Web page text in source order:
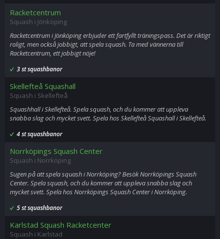
Racketcentrum
Squash i Jönköping
Racketcentrum i Jönköping erbjuder ett fartfyllt träningspass. Det är riktigt
roligt, men också jobbigt, att spela squash. Ta med vännerna till
Racketcentrum, ett jobbigt nöje!
3 st squashbanor
Skellefteå Squashall
Squash i Skellefteå
Squashhall i Skellefteå. Spela squash, och du kommer att uppleva
snabba slag och mycket svett. Spela hos Skellefteå Squashall i Skellefteå.
4 st squashbanor
Norrköpings Squash Center
Squash i Norrköping
Sugen på att spela squash i Norrköping? Besök Norrköpings Squash
Center. Spela squash, och du kommer att uppleva snabba slag och
mycket svett. Spela hos Norrköpings Squash Center i Norrköping.
5 st squashbanor
Karlstad Squash Racketcenter
Squash i Karlstad